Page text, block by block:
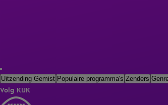
Uitzending Gemist Populaire programma's Zenders
Volg KIJK